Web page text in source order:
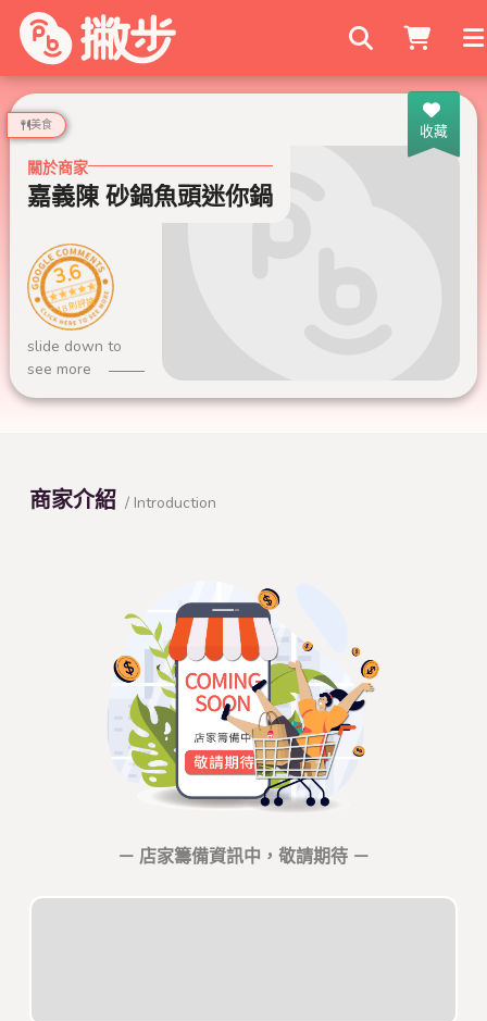
搜尋商家
收藏
美食
關於商家
嘉義陳 砂鍋魚頭迷你鍋
3.6
18 則評論
slide down to
see more
商家介紹 / Introduction
－ 店家籌備資訊中，敬請期待 －